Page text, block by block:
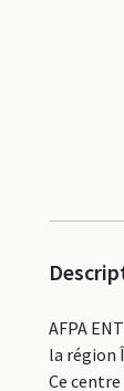
AFPA
la région
Ce